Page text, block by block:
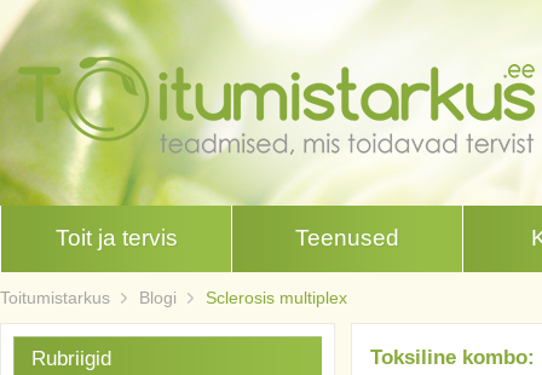
Toit ja tervis Teenused
Toitumistarkus Blogi Sclerosis multiplex
Toksiline
Rubriigid